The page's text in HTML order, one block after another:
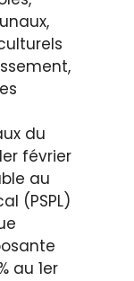
du
février
au
(PSPL)
au 1er